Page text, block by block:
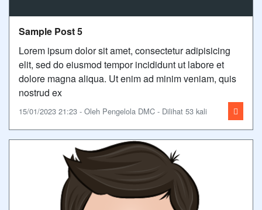
Sample Post 5
Lorem ipsum dolor sit amet, consectetur adipisicing
elit, sed do eiusmod tempor incididunt ut labore et
dolore magna aliqua. Ut enim ad minim veniam, quis
nostrud ex
15/01/2023 21:23 - Oleh Pengelola DMC - Dilihat 53 kali